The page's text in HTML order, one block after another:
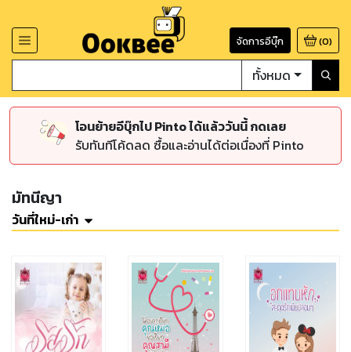
จัดการอีบุ๊ก (0)
ทั้งหมด
โอนย้ายอีบุ๊กไป Pinto ได้แล้ววันนี้ กดเลย
รับทันทีโค้ดลด ซื้อและอ่านได้ต่อเนื่องที่ Pinto
มัทนีญา
วันที่ใหม่-เก่า